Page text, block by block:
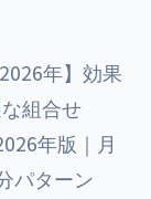
年】効果
組合せ
年版｜月
パターン